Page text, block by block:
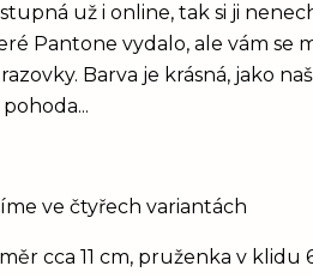
už i online, tak si ji
Pantone vydalo, ale vám
Barva je krásná, jako
ve čtyřech variantách
cca 11 cm, pruženka v klidu